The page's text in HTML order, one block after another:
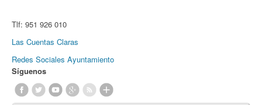
Tlf: 951 926 010
Las Cuentas Claras
Redes Sociales Ayuntamiento
Síguenos